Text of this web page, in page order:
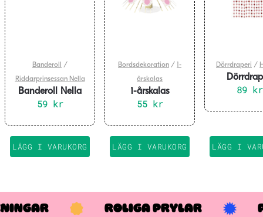
Banderoll
/
Riddarprinsessan Nella
Banderoll Nella
218 cm
59 kr
LÄGG I VARUKORG
Bordsdekoration /
1-
årskalas
1-årskalas
bordsdekoration
55 kr
LÄGG I VARUKORG
Dörrdraperi /
Hjärtan
89 kr
LÄGG I
ROLIGA PRYLAR